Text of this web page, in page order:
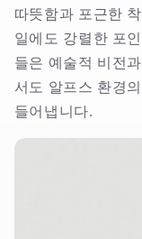
따뜻함과 포근한
일에도 강렬한 포
들은 예술적 비전
서도 알프스 환경
들어냅니다.